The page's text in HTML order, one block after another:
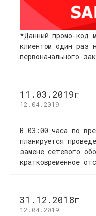
*Данный промо-код
клиентом один раз
первоначального
11.03.2019г
12.04.2019
В 03:00 часа по
планируется
замене сетевого
кратковременное
31.12.2018г
12.04.2019